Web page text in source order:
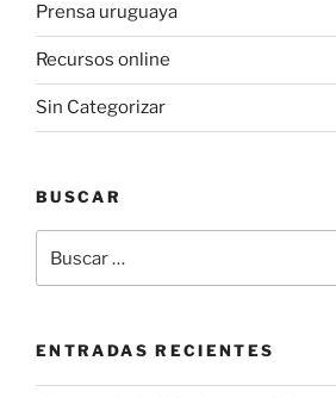
Prensa uruguaya
Recursos online
Sin Categorizar
BUSCAR
por:
ENTRADAS RECIENTES